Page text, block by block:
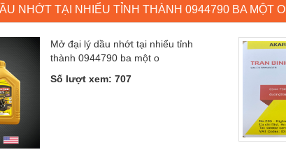
NHỚT TẠI NHIỂU TỈNH THÀNH 0944790 BA MỘT O
Mở đại lý dầu nhớt tại nhiểu tỉnh
thành 0944790 ba một o
Số lượt xem: 707